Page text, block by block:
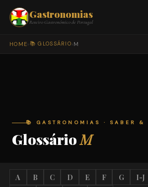
Gastronomias
Roteiro Gastronómico de Portugal
HOME› 📚 GLOSSÁRIO› M
📚 GASTRONOMIAS · SABER &
GlossárioM
A B C D E F G I-J